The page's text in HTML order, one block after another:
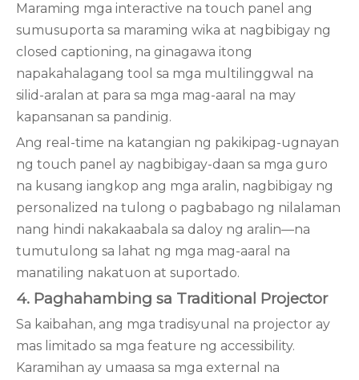
Maraming mga interactive na touch panel ang
sumusuporta sa maraming wika at nagbibigay ng
closed captioning, na ginagawa itong
napakahalagang tool sa mga multilinggwal na
silid-aralan at para sa mga mag-aaral na may
kapansanan sa pandinig.
Ang real-time na katangian ng pakikipag-ugnayan
ng touch panel ay nagbibigay-daan sa mga guro
na kusang iangkop ang mga aralin, nagbibigay ng
personalized na tulong o pagbabago ng nilalaman
nang hindi nakakaabala sa daloy ng aralin—na
tumutulong sa lahat ng mga mag-aaral na
manatiling nakatuon at suportado.
4. Paghahambing sa Traditional Projector
Sa kaibahan, ang mga tradisyunal na projector ay
mas limitado sa mga feature ng accessibility.
Karamihan ay umaasa sa mga external na